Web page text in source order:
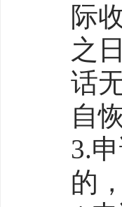
际
之
话
自
3.
的